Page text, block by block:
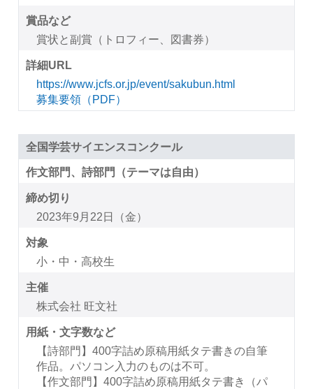
賞品など
賞状と副賞（トロフィー、図書券）
詳細URL
https://www.jcfs.or.jp/event/sakubun.html
募集要領（PDF）
全国学芸サイエンスコンクール
作文部門、詩部門（テーマは自由）
締め切り
2023年9月22日（金）
対象
小・中・高校生
主催
株式会社 旺文社
用紙・文字数など
【詩部門】400字詰め原稿用紙タテ書きの自筆
作品。パソコン入力のものは不可。
【作文部門】400字詰め原稿用紙タテ書き（パ